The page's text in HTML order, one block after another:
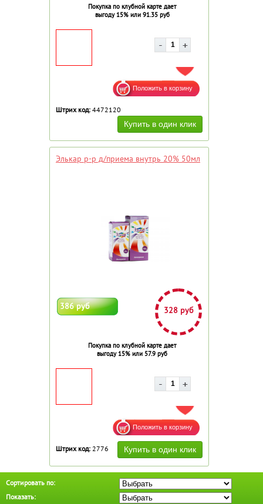
Покупка по клубной карте дает
выгоду 15% или 91.35 руб
ДОБАВИТЬ В ИЗБРАННОЕ
Штрих код: 4472120
Элькар р-р д/приема внутрь 20% 50мл
386 руб 328 руб
Покупка по клубной карте дает
выгоду 15% или 57.9 руб
ДОБАВИТЬ В ИЗБРАННОЕ
Штрих код: 2776
Сортировать по:
Показать: